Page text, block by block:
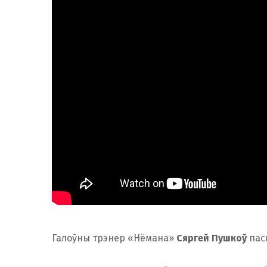
Галоўны трэнер «Нёмана» Сяргей Пушкоў